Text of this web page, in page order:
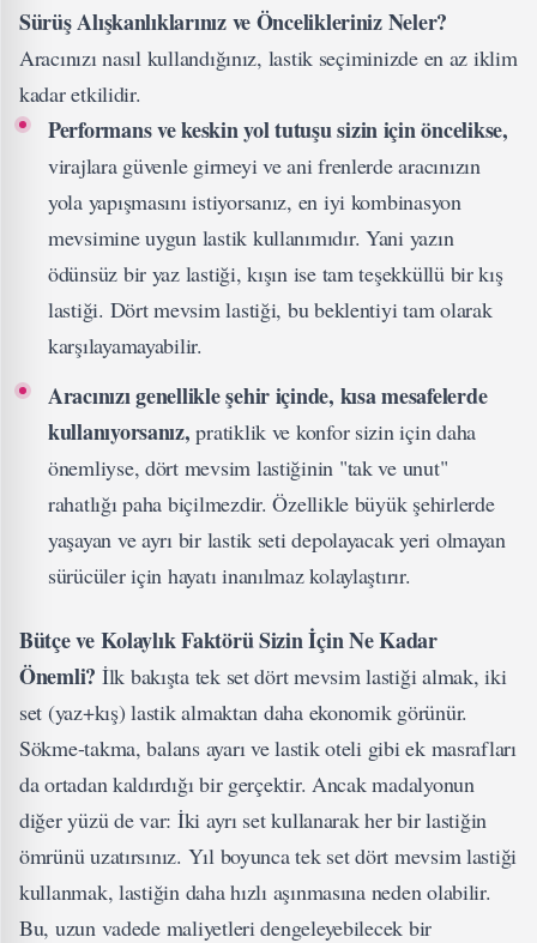
Sürüş Alışkanlıklarınız ve Öncelikleriniz Neler?
Aracınızı nasıl kullandığınız, lastik seçiminizde en az iklim
kadar etkilidir.
Performans ve keskin yol tutuşu sizin için öncelikse,
virajlara güvenle girmeyi ve ani frenlerde aracınızın
yola yapışmasını istiyorsanız, en iyi kombinasyon
mevsimine uygun lastik kullanımıdır. Yani yazın
ödünsüz bir yaz lastiği, kışın ise tam teşekküllü bir kış
lastiği. Dört mevsim lastiği, bu beklentiyi tam olarak
karşılayamayabilir.
Aracınızı genellikle şehir içinde, kısa mesafelerde
kullanıyorsanız, pratiklik ve konfor sizin için daha
önemliyse, dört mevsim lastiğinin "tak ve unut"
rahatlığı paha biçilmezdir. Özellikle büyük şehirlerde
yaşayan ve ayrı bir lastik seti depolayacak yeri olmayan
sürücüler için hayatı inanılmaz kolaylaştırır.
Bütçe ve Kolaylık Faktörü Sizin İçin Ne Kadar
Önemli? İlk bakışta tek set dört mevsim lastiği almak, iki
set (yaz+kış) lastik almaktan daha ekonomik görünür.
Sökme-takma, balans ayarı ve lastik oteli gibi ek masrafları
da ortadan kaldırdığı bir gerçektir. Ancak madalyonun
diğer yüzü de var: İki ayrı set kullanarak her bir lastiğin
ömrünü uzatırsınız. Yıl boyunca tek set dört mevsim lastiği
kullanmak, lastiğin daha hızlı aşınmasına neden olabilir.
Bu, uzun vadede maliyetleri dengeleyebilecek bir